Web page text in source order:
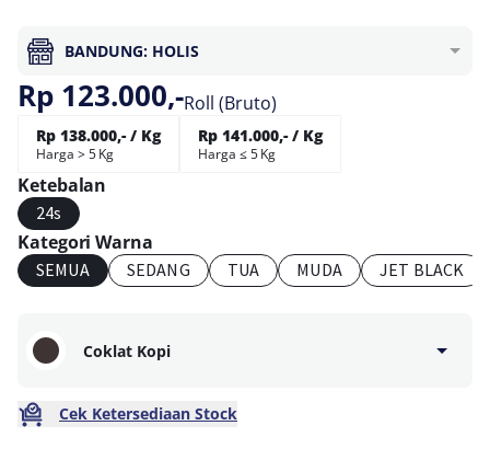
BANDUNG: HOLIS
Rp 123.000,-Roll (Bruto)
Rp 138.000,- / Kg
Harga > 5 Kg
Rp 141.000,- / Kg
Harga ≤ 5 Kg
Ketebalan
24s
Kategori Warna
SEMUA SEDANG TUA MUDA JET BLACK
Coklat Kopi
Cek Ketersediaan Stock